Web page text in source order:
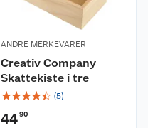
ANDRE MERKEVARER
Creativ Company
Skattekiste i tre
☆☆☆☆☆ (5)
4490